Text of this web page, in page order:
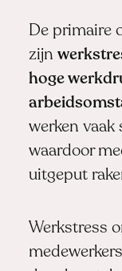
De primaire
zijn
hoge
werken vaak
waardoor
uitgeput
Werkstress